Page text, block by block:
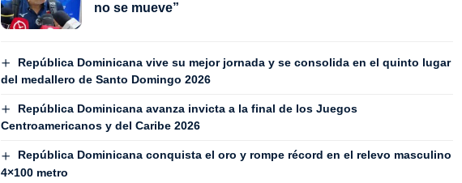
no se mueve”
República Dominicana vive su mejor jornada y se consolida en el quinto lugar
del medallero de Santo Domingo 2026
República Dominicana avanza invicta a la final de los Juegos
Centroamericanos y del Caribe 2026
República Dominicana conquista el oro y rompe récord en el relevo masculino
4×100 metro